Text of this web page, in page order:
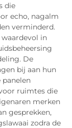
die
echo, nagalm
verminderd.
in
De
bij aan hun
ruimtes die
merken
gesprekken,
zodra de